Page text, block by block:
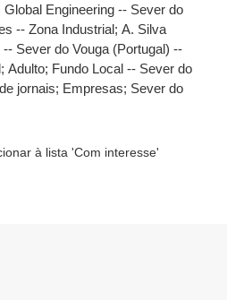
Engineering -- Sever do
-- Zona Industrial;A. Silva
Sever do Vouga (Portugal) --
;Adulto; Fundo Local -- Sever do
jornais; Empresas; Sever do
à lista 'Com interesse'